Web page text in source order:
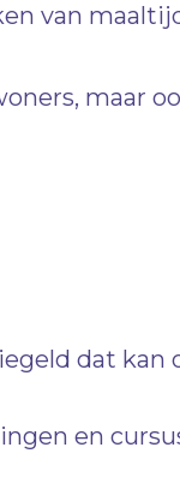
van
maar
dat kan
en